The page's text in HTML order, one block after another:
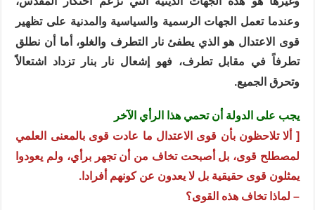
وعندما تعمل الجهات الرسمية والسياسية والمدنية على تظهير
قوى الاعتدال هو الذي يطفئ نار التطرف والغلو، أما أن نطلق
تطرفاً في مقابل تطرف، فهو إشعال نار بنار تزداد اشتعالاً
وتحرق الجميع.
يجب على الدولة أن تحمي هذا الرأي الآخر
[ ألا تلاحظون بأن قوى الاعتدال ما عادت قوى بالمعنى العلمي
لمصطلح قوى، بل أصبحت تخاف من أن تجهر برأي، ولم يعودوا
يمثلون قوى حقيقية بل لا يعدون عن كونهم أفرادا.
– لماذا تخاف هذه القوى؟